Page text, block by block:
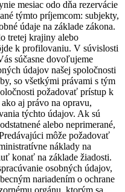
mesiac odo dňa rezervácie
týmto príjemcom: subjekty,
údaje na základe zákona.
tretej krajiny alebo
k profilovaniu. V súvislosti
súčasne dovoľujeme
údajov našej spoločnosti
so všetkými právami s tým
požadovať prístup k
aj právo na opravu,
týchto údajov. Ak sú
alebo neprimerané,
môže požadovať
náklady na
konať na základe žiadosti.
osobných údajov,
nariadením o ochrane
orgánu, ktorým sa